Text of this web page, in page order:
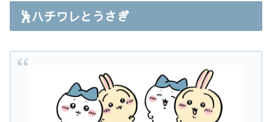
🕺ハチワレとうさぎ